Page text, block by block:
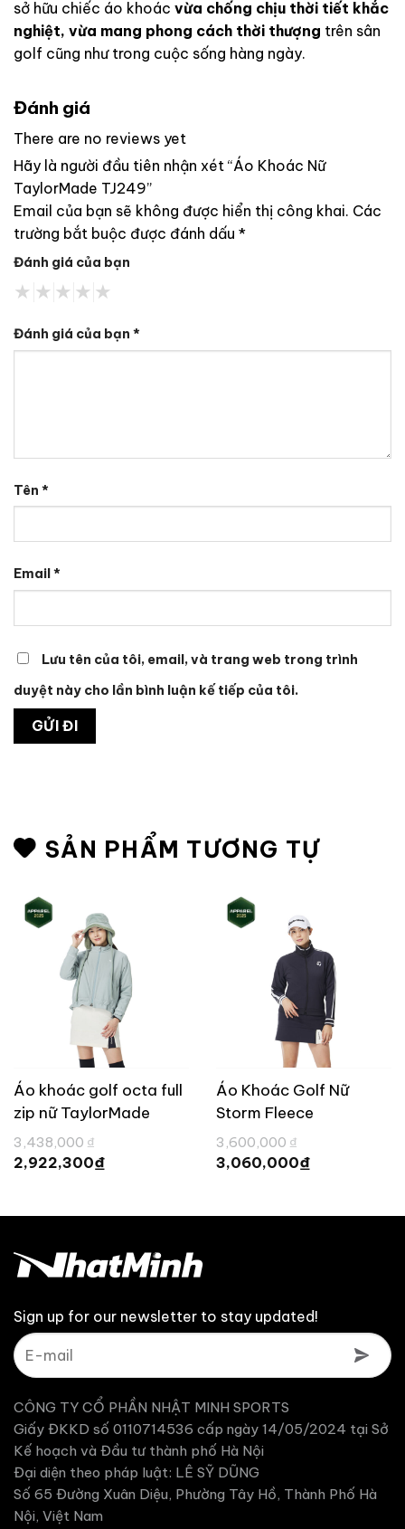
sở hữu chiếc áo khoác vừa chống chịu thời tiết khắc
nghiệt, vừa mang phong cách thời thượng trên sân
golf cũng như trong cuộc sống hàng ngày.
Đánh giá
There are no reviews yet
Hãy là người đầu tiên nhận xét “Áo Khoác Nữ
TaylorMade TJ249”
Email của bạn sẽ không được hiển thị công khai. Các
trường bắt buộc được đánh dấu *
Đánh giá của bạn
Đánh giá của bạn *
Tên *
Email *
Lưu tên của tôi, email, và trang web trong trình
duyệt này cho lần bình luận kế tiếp của tôi.
SẢN PHẨM TƯƠNG TỰ
Áo khoác golf octa full
zip nữ TaylorMade
TL561
3,438,000 ₫
gốc
là:
2,922,300₫
2,922,300 ₫.
Áo Khoác Golf Nữ
Storm Fleece
TaylorMade TL544
3,600,000 ₫
gốc
là:
3,060,000₫
3,060,000 ₫.
Sign up for our newsletter to stay updated!
CÔNG TY CỔ PHẦN NHẬT MINH SPORTS
Giấy ĐKKD số 0110714536 cấp ngày 14/05/2024 tại Sở
Kế hoạch và Đầu tư thành phố Hà Nội
Đại diện theo pháp luật: LÊ SỸ DŨNG
Số 65 Đường Xuân Diệu, Phường Tây Hồ, Thành Phố Hà
Nội, Việt Nam